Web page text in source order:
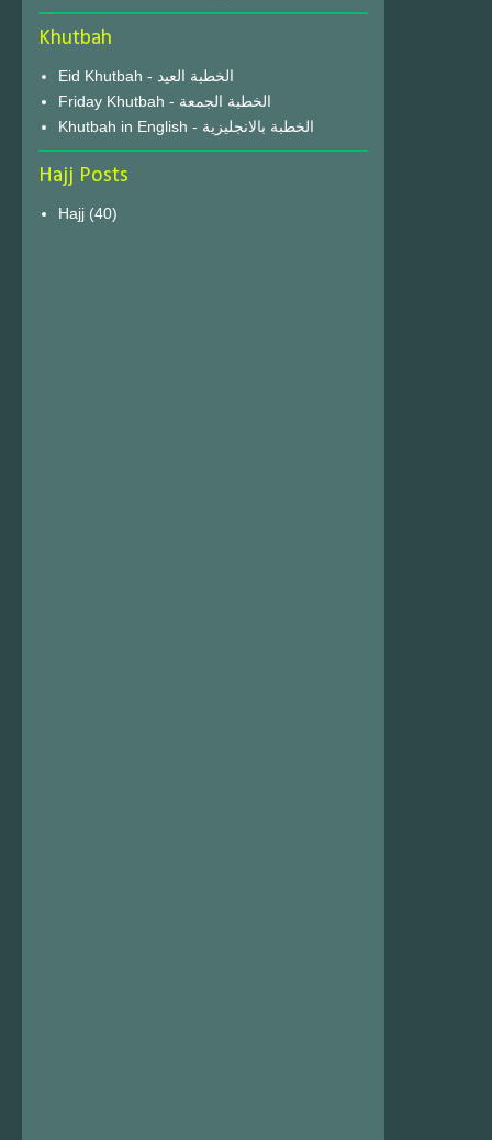
Khutbah
Eid Khutbah - الخطبة العيد
Friday Khutbah - الخطبة الجمعة
Khutbah in English - الخطبة بالانجليزية
Hajj Posts
Hajj (40)